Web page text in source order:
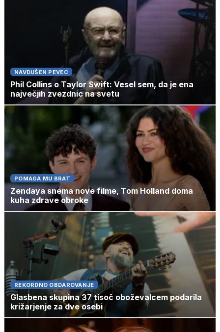
NAVDUŠEN PEVEC
Phil Collins o Taylor Swift: Vesel sem, da je ena
največjih zvezdnic na svetu
POMAGA MU BRAT
Zendaya snema nove filme, Tom Holland doma
kuha zdrave obroke
REKORDNO OBDAROVANJE
Glasbena skupina 37 tisoč oboževalcem podarila
križarjenje za dve osebi